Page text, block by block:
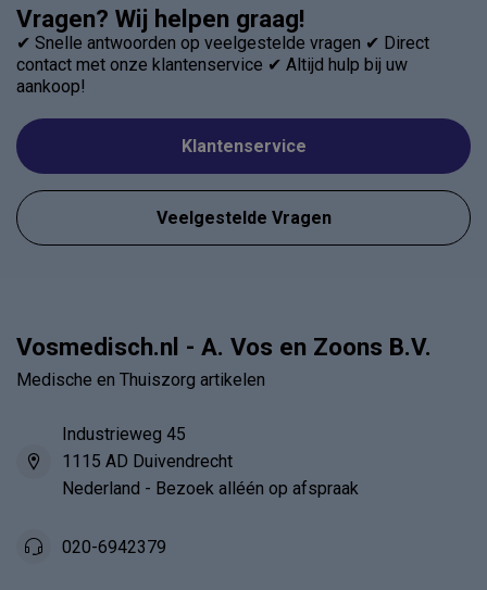
Vragen? Wij helpen graag!
✔ Snelle antwoorden op veelgestelde vragen ✔ Direct
contact met onze klantenservice ✔ Altijd hulp bij uw
aankoop!
Klantenservice
Veelgestelde Vragen
Vosmedisch.nl - A. Vos en Zoons B.V.
Medische en Thuiszorg artikelen
Industrieweg 45
1115 AD Duivendrecht
Nederland - Bezoek alléén op afspraak
020-6942379